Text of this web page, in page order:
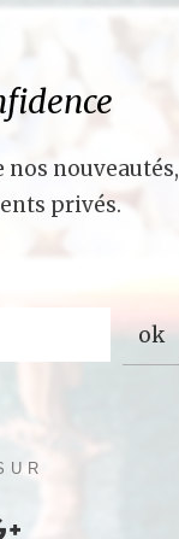
nouveautés,
privés.